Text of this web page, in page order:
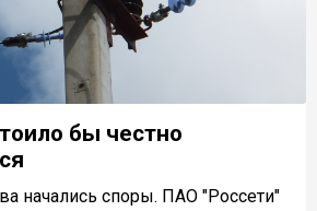
бы честно
начались споры. ПАО "Россети"